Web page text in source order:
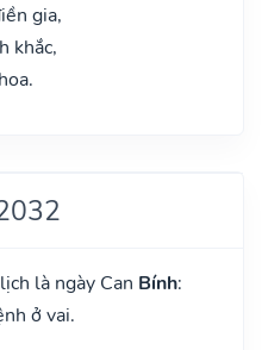
gia,
khắc,
là ngày Can Bính:
ở vai.